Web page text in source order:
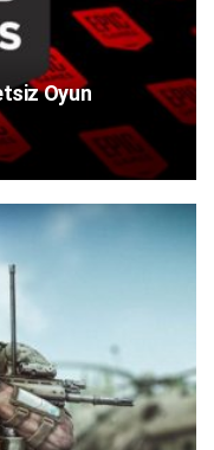
Oyun